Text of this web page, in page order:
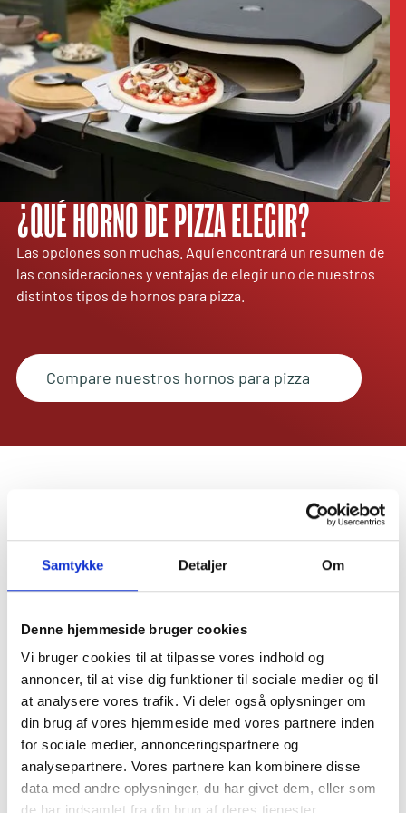
Samtykke Detaljer Om
Denne hjemmeside bruger cookies
Vi bruger cookies til at tilpasse vores indhold og
annoncer, til at vise dig funktioner til sociale medier og til
at analysere vores trafik. Vi deler også oplysninger om
din brug af vores hjemmeside med vores partnere inden
for sociale medier, annonceringspartnere og
analysepartnere. Vores partnere kan kombinere disse
data med andre oplysninger, du har givet dem, eller som
Material:Acero cincado con recubrimiento de polvo
Color:Gris y negro
Aprobación:Homologado CE y LFGB
Pizzas perfectas, siempre: ¡el horno ROTATE PREMIUM
ROTATE de 17 pulgadas para pizzas Cozze® ofrece
resultados profesionales en casa!
TERMÓMETRO
INCLUIDO
INCLUIDO
¿QUÉ HORNO DE PIZZA ELEGIR?
Las opciones son muchas. Aquí encontrará un resumen de
las consideraciones y ventajas de elegir uno de nuestros
distintos tipos de hornos para pizza.
Compare nuestros hornos para pizza
PARA UN VERDADERO MAESTRO PIZZERO
Ver todos los accesorios